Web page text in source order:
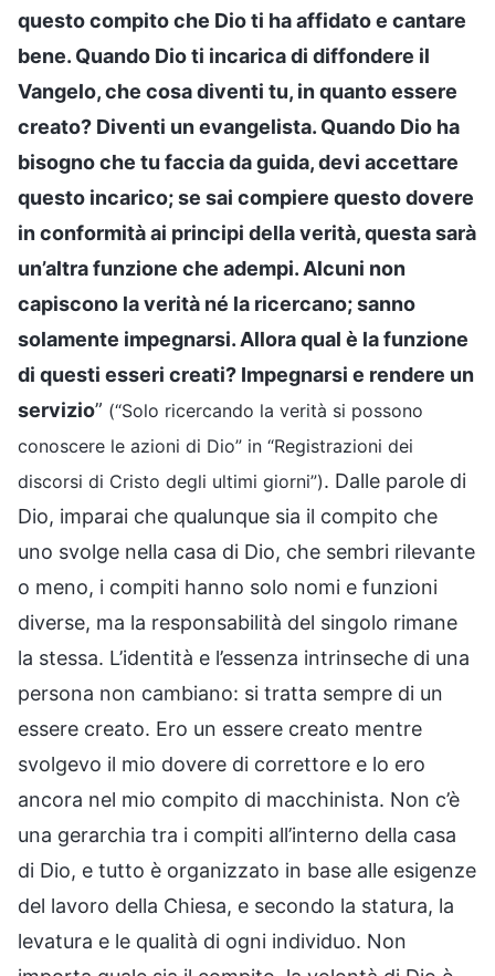
questo compito che Dio ti ha affidato e cantare
bene. Quando Dio ti incarica di diffondere il
Vangelo, che cosa diventi tu, in quanto essere
creato? Diventi un evangelista. Quando Dio ha
bisogno che tu faccia da guida, devi accettare
questo incarico; se sai compiere questo dovere
in conformità ai principi della verità, questa sarà
un’altra funzione che adempi. Alcuni non
capiscono la verità né la ricercano; sanno
solamente impegnarsi. Allora qual è la funzione
di questi esseri creati? Impegnarsi e rendere un
servizio” (“Solo ricercando la verità si possono
conoscere le azioni di Dio” in “Registrazioni dei
discorsi di Cristo degli ultimi giorni”). Dalle parole di
Dio, imparai che qualunque sia il compito che
uno svolge nella casa di Dio, che sembri rilevante
o meno, i compiti hanno solo nomi e funzioni
diverse, ma la responsabilità del singolo rimane
la stessa. L’identità e l’essenza intrinseche di una
persona non cambiano: si tratta sempre di un
essere creato. Ero un essere creato mentre
svolgevo il mio dovere di correttore e lo ero
ancora nel mio compito di macchinista. Non c’è
una gerarchia tra i compiti all’interno della casa
di Dio, e tutto è organizzato in base alle esigenze
del lavoro della Chiesa, e secondo la statura, la
levatura e le qualità di ogni individuo. Non